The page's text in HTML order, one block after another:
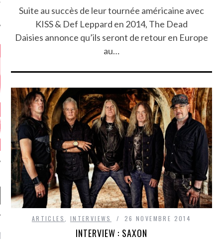
CRITIQUES
Suite au succès de leur tournée américaine avec
KISS & Def Leppard en 2014, The Dead
Daisies annonce qu’ils seront de retour en Europe
au…
ARTICLES INTERVIEWS 26 NOVEMBRE 2014
INTERVIEW : SAXON